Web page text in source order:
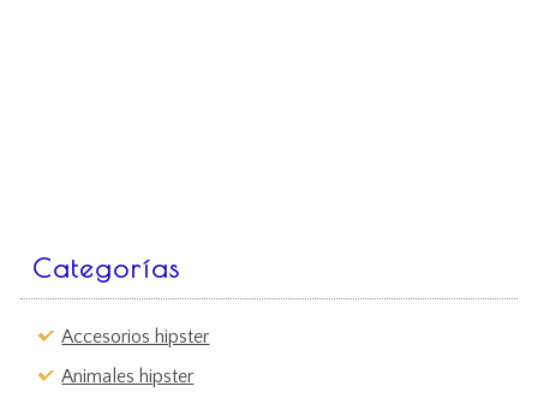
Categorías
Accesorios hipster
Animales hipster